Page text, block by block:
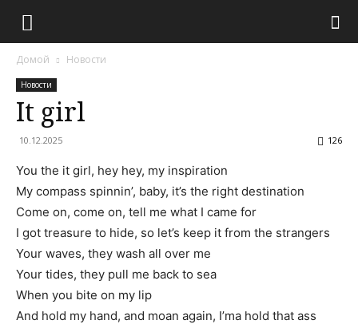
Домой Новости
Новости
It girl
10.12.2025 126
You the it girl, hey hey, my inspiration
My compass spinnin’, baby, it’s the right destination
Come on, come on, tell me what I came for
I got treasure to hide, so let’s keep it from the strangers
Your waves, they wash all over me
Your tides, they pull me back to sea
When you bite on my lip
And hold my hand, and moan again, I’ma hold that ass